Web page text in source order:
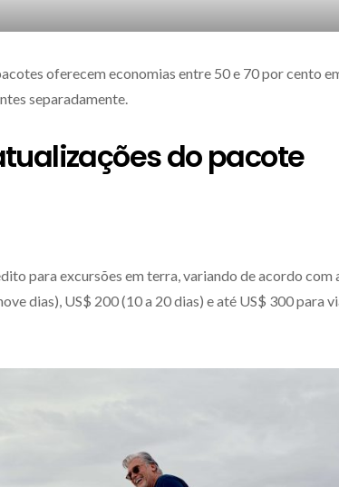
oferecem economias entre 50 e 70 por cento
separadamente.
do pacote
para excursões em terra, variando de acordo com
dias), US$ 200 (10 a 20 dias) e até US$ 300 para